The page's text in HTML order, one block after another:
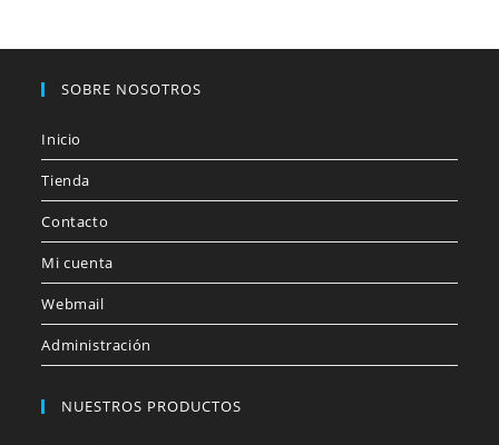
SOBRE NOSOTROS
Inicio
Tienda
Contacto
Mi cuenta
Webmail
Administración
NUESTROS PRODUCTOS